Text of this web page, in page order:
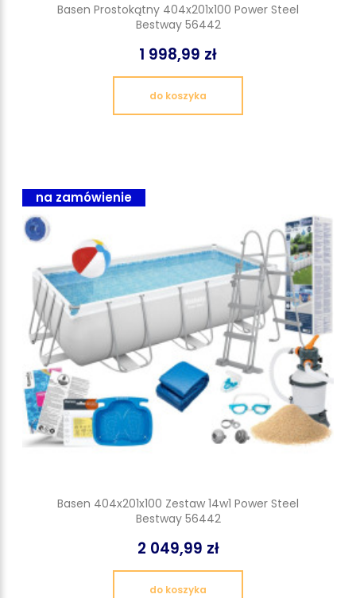
Basen Prostokątny 404x201x100 Power Steel
Bestway 56442
1 998,99 zł
do koszyka
Basen 404x201x100 Zestaw 14w1 Power Steel
Bestway 56442
2 049,99 zł
do koszyka
na zamówienie